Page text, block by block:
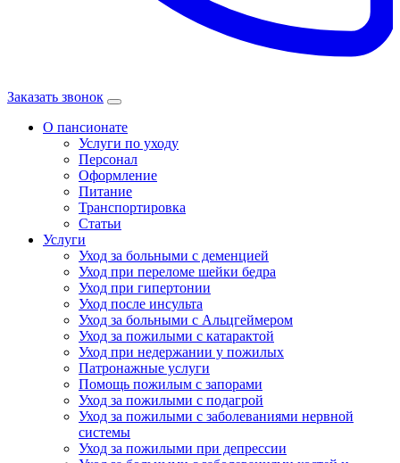
Заказать звонок
О пансионате
Услуги по уходу
Персонал
Оформление
Питание
Транспортировка
Статьи
Услуги
Уход за больными с деменцией
Уход при переломе шейки бедра
Уход при гипертонии
Уход после инсульта
Уход за больными с Альцгеймером
Уход за пожилыми с катарактой
Уход при недержании у пожилых
Патронажные услуги
Помощь пожилым с запорами
Уход за пожилыми с подагрой
Уход за пожилыми с заболеваниями нервной
системы
Уход за пожилыми при депрессии